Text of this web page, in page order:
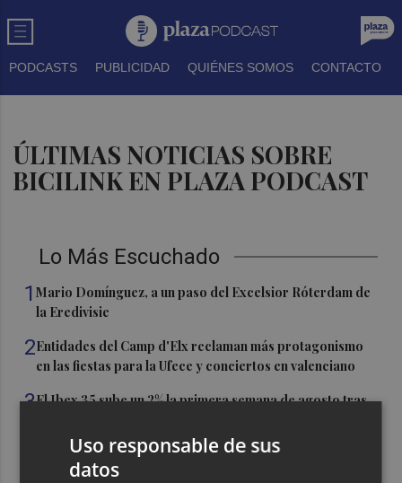
PODCASTS PUBLICIDAD QUIÉNES SOMOS CONTACTO
ÚLTIMAS NOTICIAS SOBRE
BICILINK EN PLAZA PODCAST
Lo Más Escuchado
1Mario Domínguez, a un paso del Excelsior Róterdam de
la Eredivisie
2Entidades del Camp d'Elx reclaman más protagonismo
en las fiestas para la Ufece y conciertos en valenciano
3El Ibex 35 sube un 2% la primera semana de agosto tras
Valencia Basket abrirá la EuroLeague Women en casa
ante Fenerbahce Opet
Uso responsable de sus
datos